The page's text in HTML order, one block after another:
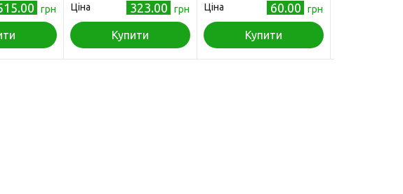
грн Ціна 323.00 грн
Купити
Ціна 60.00 грн
Купити